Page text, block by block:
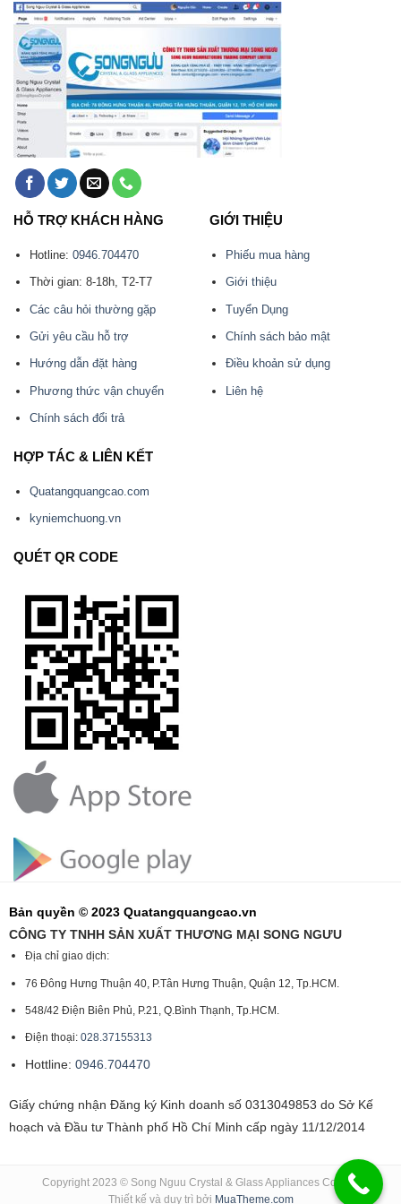
HỖ TRỢ KHÁCH HÀNG
Hotline: 0946.704470
Thời gian: 8-18h, T2-T7
Các câu hỏi thường gặp
Gửi yêu cầu hỗ trợ
Hướng dẫn đặt hàng
Phương thức vận chuyển
Chính sách đổi trả
GIỚI THIỆU
Phiếu mua hàng
Giới thiệu
Tuyển Dụng
Chính sách bảo mật
Điều khoản sử dụng
Liên hệ
HỢP TÁC & LIÊN KẾT
Quatangquangcao.com
kyniemchuong.vn
QUÉT QR CODE
Bản quyền © 2023 Quatangquangcao.vn
CÔNG TY TNHH SẢN XUẤT THƯƠNG MẠI SONG NGƯU
Địa chỉ giao dịch:
76 Đông Hưng Thuận 40, P.Tân Hưng Thuận, Quận 12, Tp.HCM.
548/42 Điện Biên Phủ, P.21, Q.Bình Thạnh, Tp.HCM.
Điện thoại: 028.37155313
Hottline: 0946.704470
Giấy chứng nhận Đăng ký Kinh doanh số 0313049853 do Sở Kế
hoạch và Đầu tư Thành phố Hồ Chí Minh cấp ngày 11/12/2014
Copyright 2023 © Song Nguu Crystal & Glass Appliances Co., Ltd
Thiết kế và duy trì bởi MuaTheme.com